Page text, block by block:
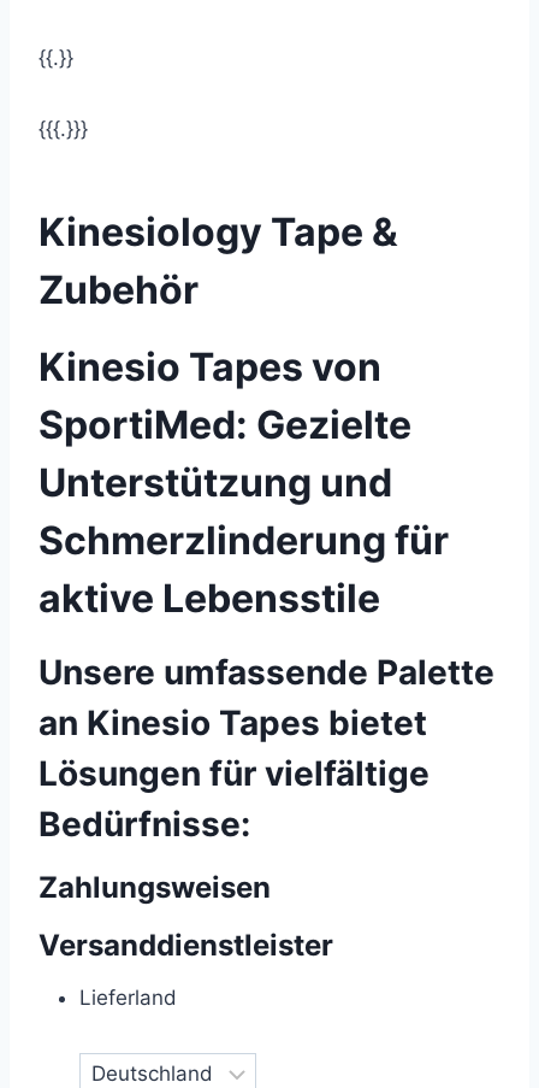
{{.}}
{{{.}}}
Kinesiology Tape &
Zubehör
Kinesio Tapes von
SportiMed: Gezielte
Unterstützung und
Schmerzlinderung für
aktive Lebensstile
Unsere umfassende Palette
an Kinesio Tapes bietet
Lösungen für vielfältige
Bedürfnisse:
Zahlungsweisen
Versanddienstleister
Lieferland